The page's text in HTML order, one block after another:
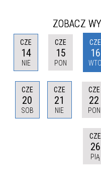
ZOBACZ
CZE
14
NIE
CZE
15
PON
CZE
16
WTO
CZE
20
SOB
CZE
21
NIE
CZE
22
PON
CZE
26
PIĄ